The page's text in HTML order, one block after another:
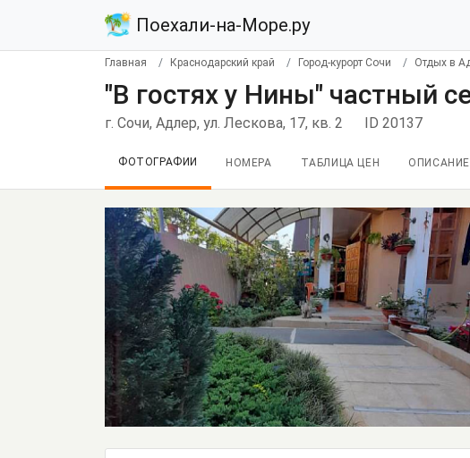
Поехали-на-Море.ру
Главная Краснодарский край Город-курорт Сочи Отдых в
"В гостях у Нины" частный
г. Сочи, Адлер, ул. Лескова, 17, кв. 2 ID 20137
ФОТОГРАФИИ НОМЕРА ТАБЛИЦА ЦЕН ОПИСАНИЕ